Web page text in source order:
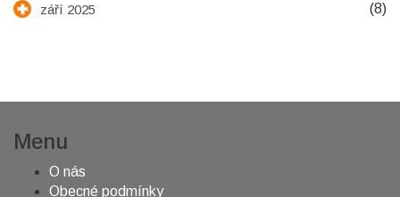
září 2025 (8)
Menu
O nás
Obecné podmínky